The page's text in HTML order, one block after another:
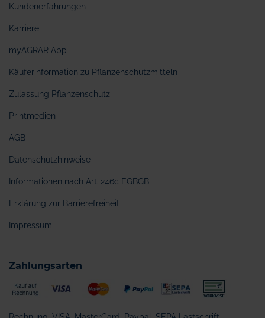
Kundenerfahrungen
Karriere
myAGRAR App
Käuferinformation zu Pflanzenschutzmitteln
Zulassung Pflanzenschutz
Printmedien
AGB
Datenschutzhinweise
Informationen nach Art. 246c EGBGB
Erklärung zur Barrierefreiheit
Impressum
Zahlungsarten